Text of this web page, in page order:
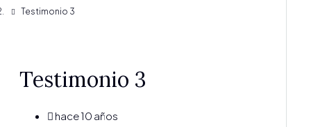
Testimonio 3
Testimonio 3
hace 10 años